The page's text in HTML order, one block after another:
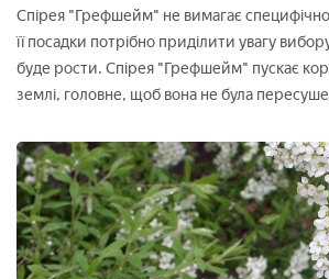
Спірея "Грефшейм" не вимагає
її посадки потрібно приділити увагу
буде рости. Спірея "Грефшейм" пускає
землі, головне, щоб вона не була